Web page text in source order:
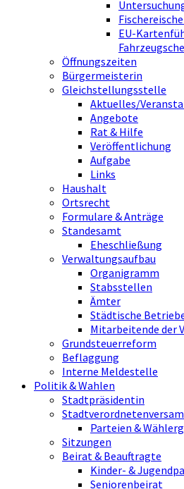
EU-
Öffnungszeiten
Bürgermeisterin
Gleichstellungsstelle
Aktuelles/
Angebote
Rat & Hilfe
Veröffentlichung
Aufgabe
Links
Haushalt
Ortsrecht
Formulare & Anträge
Standesamt
Eheschließung
Verwaltungsaufbau
Organigramm
Stabsstellen
Ämter
Städtische
Mitarbeitende der
Grundsteuerreform
Beflaggung
Interne Meldestelle
Politik & Wahlen
Stadtpräsidentin
Parteien &
Sitzungen
Beirat & Beauftragte
Kinder- &
Seniorenbeirat